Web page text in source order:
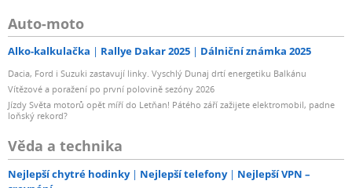
Auto-moto
Alko-kalkulačka Rallye Dakar 2025 Dálniční známka 2025
Dacia, Ford i Suzuki zastavují linky. Vyschlý Dunaj drtí energetiku Balkánu
Vítězové a poražení po první polovině sezóny 2026
Jízdy Světa motorů opět míří do Letňan! Pátého září zažijete elektromobil, padne
loňský rekord?
Věda a technika
Nejlepší chytré hodinky Nejlepší telefony
Nejlepší VPN –